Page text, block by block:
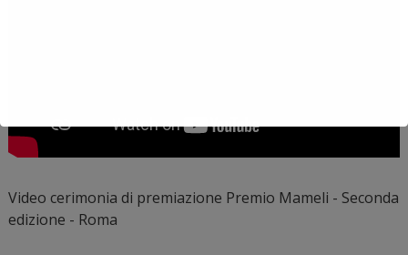
Video cerimonia di premiazione Premio Mameli - Seconda
edizione - Roma